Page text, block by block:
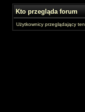
Kto przegląda forum
Użytkownicy przeglądający